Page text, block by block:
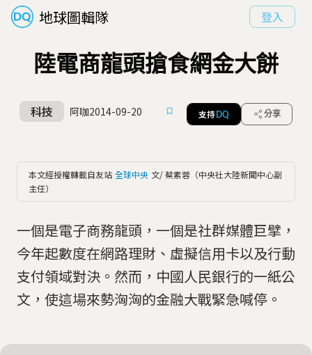
地球圖輯隊 登入
陸電商龍頭搶食網金大餅
科技 阿咖2014-09-20 支持 DQ 分享
本文經授權轉載自友站 全球中央 文/ 蔡素蓉（中央社大陸新聞中心副
主任）
一個是電子商務龍頭，一個是社群媒體巨擘，
今年起數度在網路理財、虛擬信用卡以及行動
支付領域對決。然而，中國人民銀行的一紙公
文，使這場來勢洶洶的金融大戰緊急喊停。